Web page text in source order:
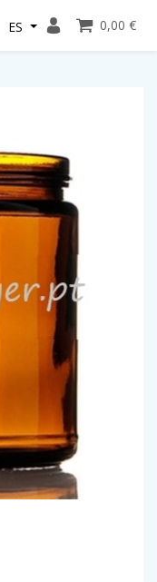
ES 0,00 €